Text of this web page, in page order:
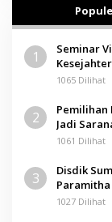
1
Seminar
Kunci
1065 Dilihat
2
Pemilihan
Jadi
1061 Dilihat
3
Disdik
1027 Dilihat